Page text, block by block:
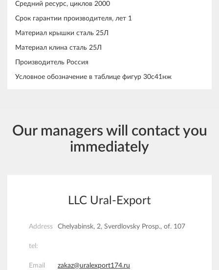
Средний ресурс, циклов 2000
Срок гарантии производителя, лет 1
Материал крышки сталь 25Л
Материал клина сталь 25Л
Производитель Россия
Условное обозначение в таблице фигур 30с41нж
Our managers will contact you
immediately
LLC Ural-Export
Address Chelyabinsk, 2, Sverdlovsky Prosp., of. 107
tel:
Email zakaz@uralexport174.ru